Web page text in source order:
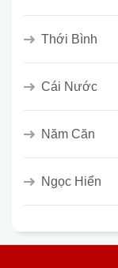
Thới Bình
Cái Nước
Năm Căn
Ngọc Hiển